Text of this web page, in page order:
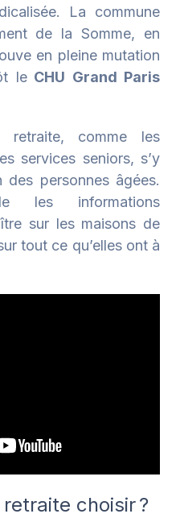
La commune
de la Somme, en
en pleine mutation
leCHU Grand Paris
retraite, comme les
services seniors, s’y
personnes âgées.
les informations
sur les maisons de
tout ce qu’elles ont à
choisir ?